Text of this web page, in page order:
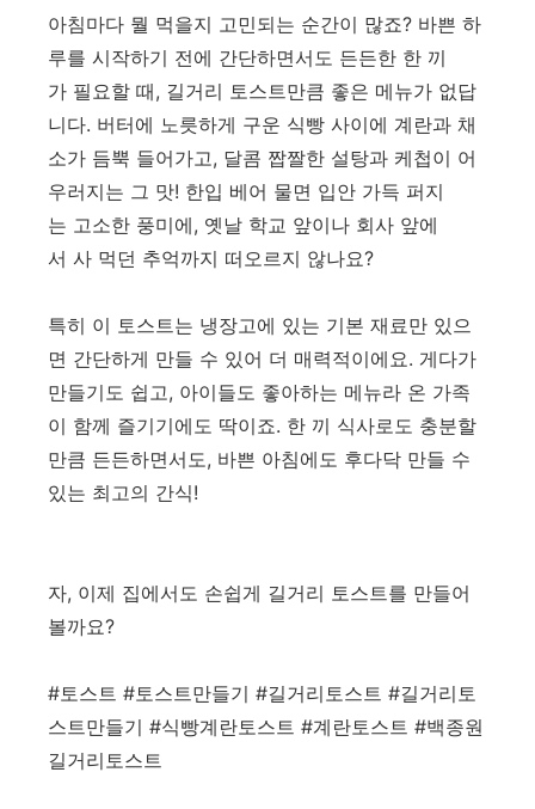
아침마다 뭘 먹을지 고민되는 순간이 많죠? 바쁜 하
루를 시작하기 전에 간단하면서도 든든한 한 끼
가 필요할 때, 길거리 토스트만큼 좋은 메뉴가 없답
니다. 버터에 노릇하게 구운 식빵 사이에 계란과 채
소가 듬뿍 들어가고, 달콤 짭짤한 설탕과 케첩이 어
우러지는 그 맛! 한입 베어 물면 입안 가득 퍼지
는 고소한 풍미에, 옛날 학교 앞이나 회사 앞에
서 사 먹던 추억까지 떠오르지 않나요?
​특히 이 토스트는 냉장고에 있는 기본 재료만 있으
면 간단하게 만들 수 있어 더 매력적이에요. 게다가
만들기도 쉽고, 아이들도 좋아하는 메뉴라 온 가족
이 함께 즐기기에도 딱이죠. 한 끼 식사로도 충분할
만큼 든든하면서도, 바쁜 아침에도 후다닥 만들 수
있는 최고의 간식!
자, 이제 집에서도 손쉽게 길거리 토스트를 만들어
볼까요?
#토스트 #토스트만들기 #길거리토스트 #길거리토
스트만들기 #식빵계란토스트 #계란토스트 #백종원
길거리토스트